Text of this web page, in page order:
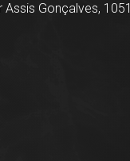
Assis Gonçalves, 1051